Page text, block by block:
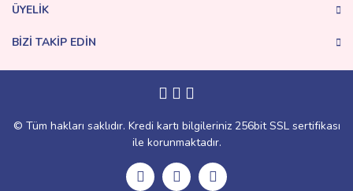
ÜYELİK
BİZİ TAKİP EDİN
© Tüm hakları saklıdır. Kredi kartı bilgileriniz 256bit SSL sertifikası
ile korunmaktadır.